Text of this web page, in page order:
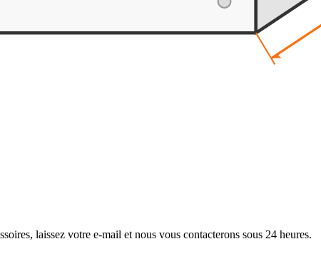
laissez votre e-mail et nous vous contacterons sous 24 heures.